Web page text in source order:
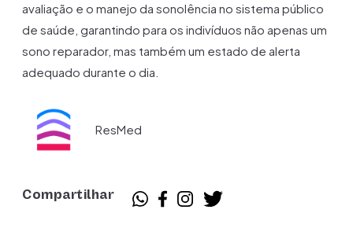
avaliação e o manejo da sonolência no sistema público
de saúde, garantindo para os indivíduos não apenas um
sono reparador, mas também um estado de alerta
adequado durante o dia.
ResMed
Compartilhar